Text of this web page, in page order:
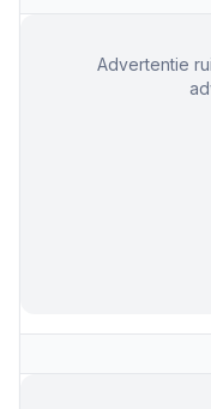
Advertentie